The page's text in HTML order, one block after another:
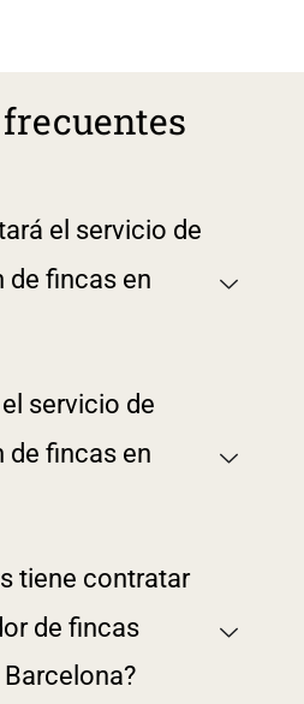
el servicio de
de fincas en
servicio de
de fincas en
tiene contratar
de fincas